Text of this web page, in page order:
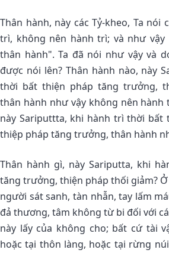
Thân hành, này các Tỷ-kheo, Ta nói
trì, không nên hành trì; và như
thân hành". Ta đã nói như vậy và
được nói lên? Thân hành nào, này
thời bất thiện pháp tăng trưởng,
thân hành như vậy không nên hành
này Sariputtta, khi hành trì thời bất
thiệp pháp tăng trưởng, thân hành
Thân hành gì, này Sariputta, khi
tăng trưởng, thiện pháp thối giảm? Ở
người sát sanh, tàn nhẫn, tay lấm
đả thương, tâm không từ bi đối với
này lấy của không cho; bất cứ tài
hoặc tại thôn làng, hoặc tại rừng